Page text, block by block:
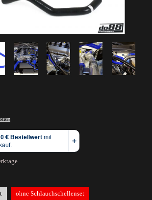
ohne Schlauchschellenset